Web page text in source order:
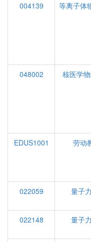
004139
等离子体
048002
核医学
EDUS1001
劳动
022059
量子
022148
量子